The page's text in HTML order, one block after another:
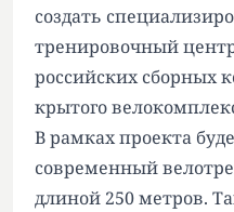
создать
тренировочный
российских сборных
крытого
В рамках проекта
современный
длиной 250 метров.